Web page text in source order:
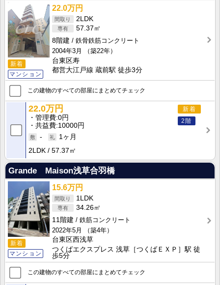
新着
マンション
22.0万円
2LDK
57.37㎡
8階建
鉄骨鉄筋コンクリート
2004年3月
（築22年）
台東区寿
都営大江戸線 蔵前駅 徒歩3分
この建物のすべての部屋にまとめてチェック
新着
2階
22.0万円
管理費 0円
共益費 10000円
-
1ヶ月
2LDK
57.37㎡
Grande Maison浅草合羽橋
新着
マンション
15.6万円
1LDK
34.26㎡
11階建
鉄筋コンクリート
2022年5月
（築4年）
台東区西浅草
つくばエクスプレス 浅草［つくばＥＸＰ］駅 徒
歩5分
この建物のすべての部屋にまとめてチェック